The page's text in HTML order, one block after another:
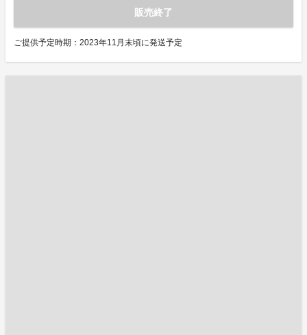
販売終了
ご提供予定時期：2023年11月末頃に発送予定